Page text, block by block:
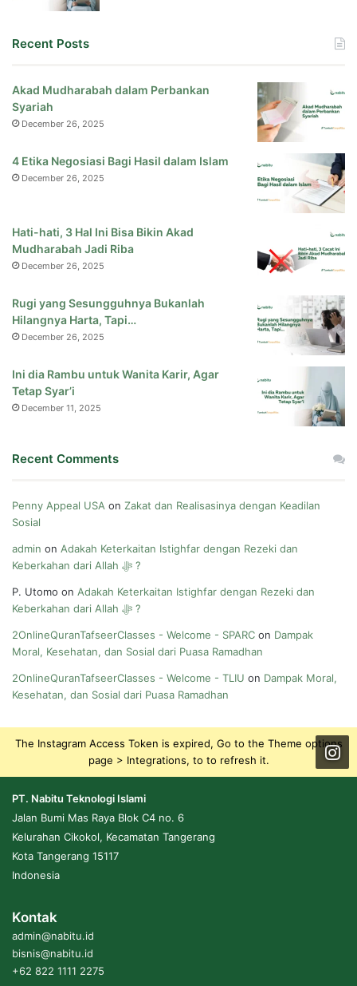
Recent Posts
Akad Mudharabah dalam Perbankan
Syariah
December 26, 2025
4 Etika Negosiasi Bagi Hasil dalam Islam
December 26, 2025
Hati-hati, 3 Hal Ini Bisa Bikin Akad
Mudharabah Jadi Riba
December 26, 2025
Rugi yang Sesungguhnya Bukanlah
Hilangnya Harta, Tapi…
December 26, 2025
Ini dia Rambu untuk Wanita Karir, Agar
Tetap Syar’i
December 11, 2025
Recent Comments
Penny Appeal USA on Zakat dan Realisasinya dengan Keadilan
Sosial
admin on Adakah Keterkaitan Istighfar dengan Rezeki dan
Keberkahan dari Allah ﷻ ?
P. Utomo on Adakah Keterkaitan Istighfar dengan Rezeki dan
Keberkahan dari Allah ﷻ ?
2OnlineQuranTafseerClasses - Welcome - SPARC on Dampak
Moral, Kesehatan, dan Sosial dari Puasa Ramadhan
2OnlineQuranTafseerClasses - Welcome - TLIU on Dampak Moral,
Kesehatan, dan Sosial dari Puasa Ramadhan
The Instagram Access Token is expired, Go to the Theme options
page > Integrations, to to refresh it.
PT. Nabitu Teknologi Islami
Jalan Bumi Mas Raya Blok C4 no. 6
Kelurahan Cikokol, Kecamatan Tangerang
Kota Tangerang 15117
Indonesia
Kontak
admin@nabitu.id
bisnis@nabitu.id
+62 822 1111 2275